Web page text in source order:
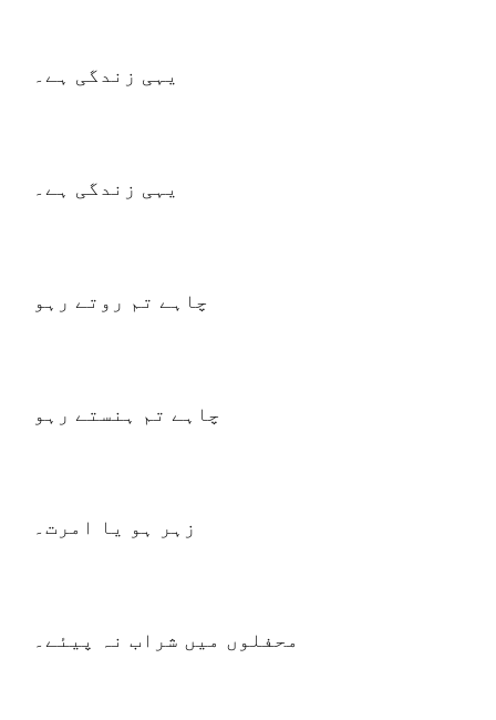
یہی زندگی ہے۔
یہی زندگی ہے۔
چاہے تم روتے رہو
چاہے تم ہنستے رہو
زہر ہو یا امرت۔
محفلوں میں شراب نہ پیئے۔